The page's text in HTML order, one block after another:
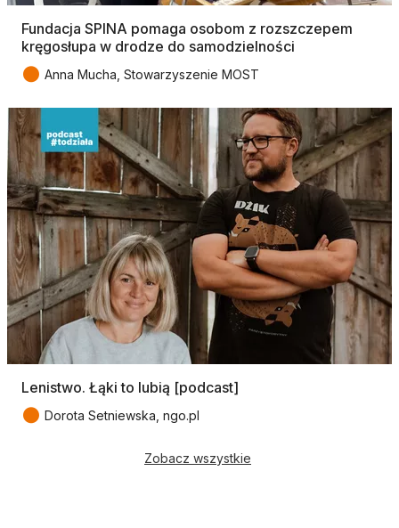
Fundacja SPINA pomaga osobom z rozszczepem
kręgosłupa w drodze do samodzielności
● Anna Mucha, Stowarzyszenie MOST
Lenistwo. Łąki to lubią [podcast]
● Dorota Setniewska, ngo.pl
Zobacz wszystkie